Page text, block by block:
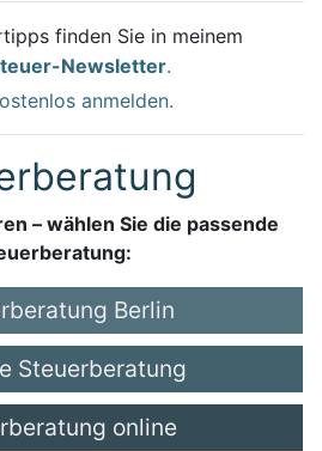
finden Sie in meinem
Newsletter.
anmelden.
– wählen Sie die passende
Berlin
Steuerberatung
online